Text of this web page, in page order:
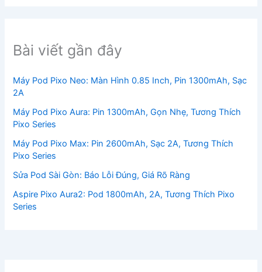
Bài viết gần đây
Máy Pod Pixo Neo: Màn Hình 0.85 Inch, Pin 1300mAh, Sạc
2A
Máy Pod Pixo Aura: Pin 1300mAh, Gọn Nhẹ, Tương Thích
Pixo Series
Máy Pod Pixo Max: Pin 2600mAh, Sạc 2A, Tương Thích
Pixo Series
Sửa Pod Sài Gòn: Báo Lỗi Đúng, Giá Rõ Ràng
Aspire Pixo Aura2: Pod 1800mAh, 2A, Tương Thích Pixo
Series